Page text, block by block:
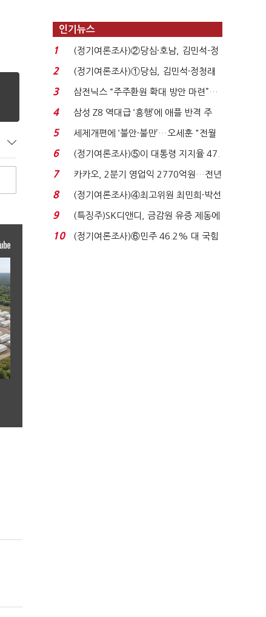
인기뉴스
1
(정기여론조사)②당심·호남, 김민석-정
청래 '초접전'...
2
(정기여론조사)①당심, 김민석·정청래
'초접전'…대통령 ...
3
삼전닉스 “주주환원 확대 방안 마련”…
로이터에 성명...
4
삼성 Z8 역대급 ‘흥행’에 애플 반격 주
목…9월 ‘폴...
5
세제개편에 ‘불안·불만’…오세훈 "전월
세 구하기 더 ...
6
(정기여론조사)⑤이 대통령 지지율 47.
7%…일주일 만에 ...
7
카카오, 2분기 영업익 2770억원…전년
비 36% 증가...
8
(정기여론조사)④최고위원 최민희·박선
원 '양강'…서미...
9
(특징주)SK디앤디, 금감원 유증 제동에
장 초반 상한가...
10
(정기여론조사)⑥민주 46.2% 대 국힘